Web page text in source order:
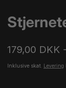
179,00 DKK
Inklusive skat. Levering